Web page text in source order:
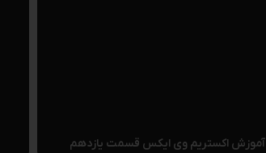
آموزش اکستریم وی ایکس قسمت یازدهم